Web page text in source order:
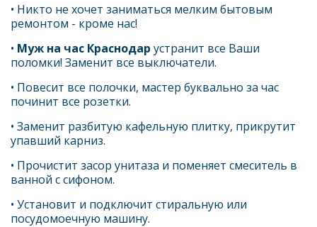
• Никто не хочет заниматься мелким бытовым
ремонтом - кроме нас!
• Муж на час Краснодар устранит все Ваши
поломки! Заменит все выключатели.
• Повесит все полочки, мастер буквально за час
починит все розетки.
• Заменит разбитую кафельную плитку, прикрутит
упавший карниз.
• Прочистит засор унитаза и поменяет смеситель в
ванной с сифоном.
• Установит и подключит стиральную или
посудомоечную машину.